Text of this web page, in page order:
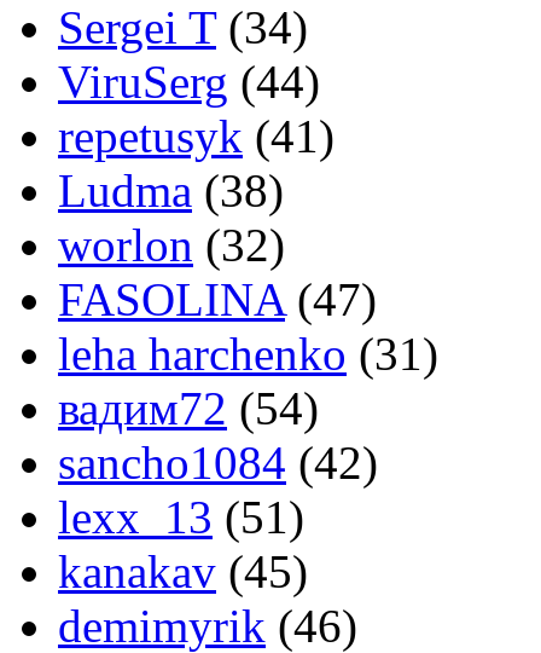
Sergei T(34)
ViruSerg (44)
repetusyk (41)
Ludma (38)
worlon (32)
FASOLINA(47)
leha harchenko (31)
вадим72 (54)
sancho1084 (42)
lexx_13 (51)
kanakav (45)
demimyrik (46)